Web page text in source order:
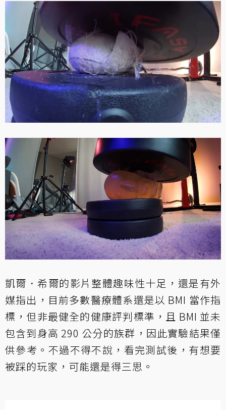
凱爾．希爾的影片整體趣味性十足，還是有外
媒指出 ，目前多數醫療體系還是以 BMI 當作指
標，但非最健全的健康評判標準，且 BMI 並未
包含到身高 290 公分的族群，因此實驗結果僅
供參考。不過不得不說，看完測試後，有想要
被踩的玩家，可能還是得三思。